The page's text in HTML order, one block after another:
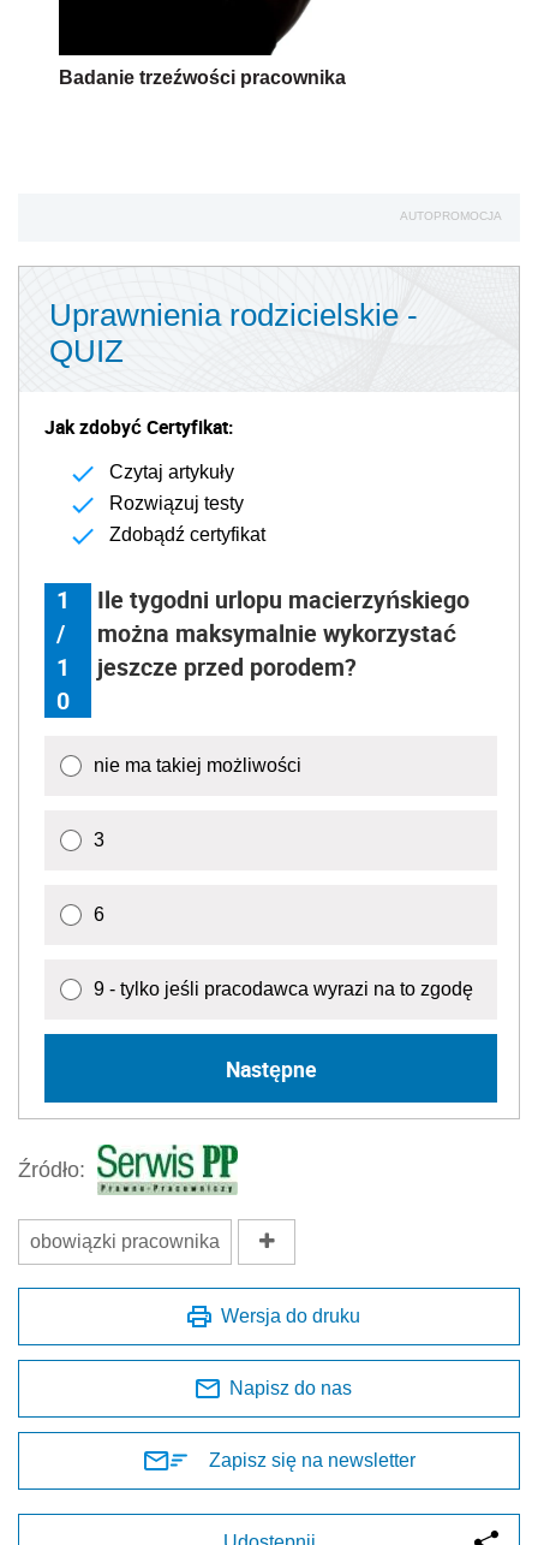
Badanie trzeźwości pracownika
AUTOPROMOCJA
Uprawnienia rodzicielskie -
QUIZ
Jak zdobyć Certyfikat:
Czytaj artykuły
Rozwiązuj testy
Zdobądź certyfikat
1
/
1
0
Ile tygodni urlopu macierzyńskiego
można maksymalnie wykorzystać
jeszcze przed porodem?
nie ma takiej możliwości
3
6
9 - tylko jeśli pracodawca wyrazi na to zgodę
Następne
Źródło:
obowiązki pracownika
Wersja do druku
Napisz do nas
Zapisz się na newsletter